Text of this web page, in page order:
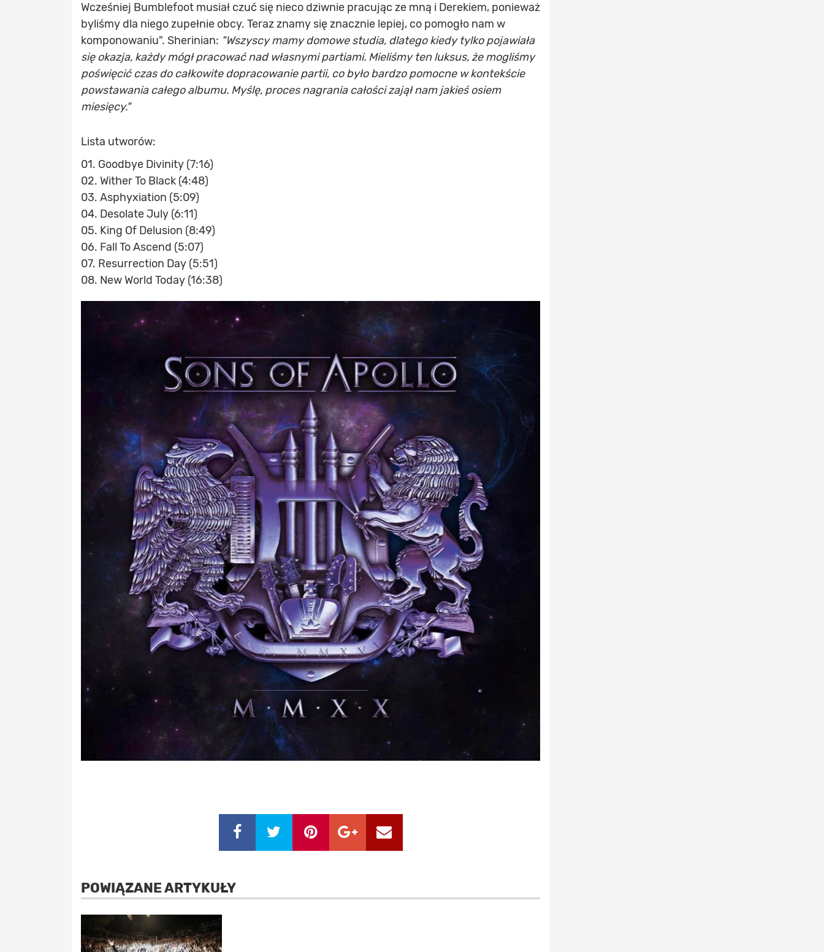
Wcześniej Bumblefoot musiał czuć się nieco dziwnie pracując ze mną i Derekiem, ponieważ
byliśmy dla niego zupełnie obcy. Teraz znamy się znacznie lepiej, co pomogło nam w
komponowaniu". Sherinian: "Wszyscy mamy domowe studia, dlatego kiedy tylko pojawiała
się okazja, każdy mógł pracować nad własnymi partiami. Mieliśmy ten luksus, że mogliśmy
poświęcić czas do całkowite dopracowanie partii, co było bardzo pomocne w kontekście
powstawania całego albumu. Myślę, proces nagrania całości zajął nam jakieś osiem
miesięcy."
Lista utworów:
01. Goodbye Divinity (7:16)
02. Wither To Black (4:48)
03. Asphyxiation (5:09)
04. Desolate July (6:11)
05. King Of Delusion (8:49)
06. Fall To Ascend (5:07)
07. Resurrection Day (5:51)
08. New World Today (16:38)
POWIĄZANE ARTYKUŁY